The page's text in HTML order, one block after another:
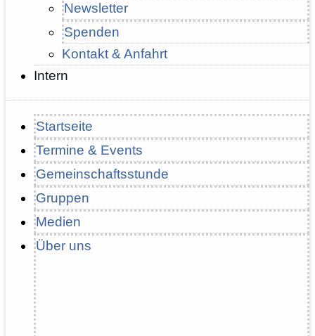
Newsletter
Spenden
Kontakt & Anfahrt
Intern
Startseite
Termine & Events
Gemeinschaftsstunde
Gruppen
Medien
Über uns